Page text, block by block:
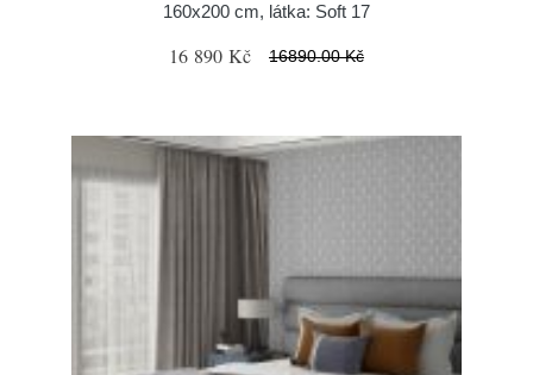
160x200 cm, látka: Soft 17
16 890 Kč 16890.00 Kč